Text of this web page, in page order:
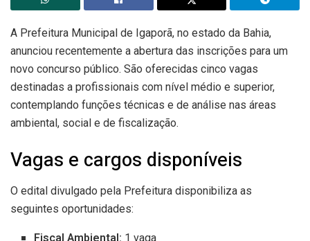
A Prefeitura Municipal de Igaporã, no estado da Bahia,
anunciou recentemente a abertura das inscrições para um
novo concurso público. São oferecidas cinco vagas
destinadas a profissionais com nível médio e superior,
contemplando funções técnicas e de análise nas áreas
ambiental, social e de fiscalização.
Vagas e cargos disponíveis
O edital divulgado pela Prefeitura disponibiliza as
seguintes oportunidades: